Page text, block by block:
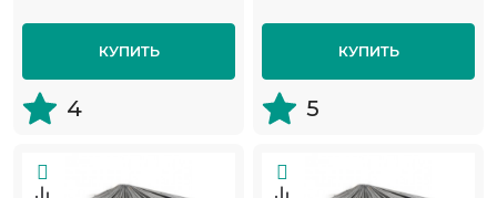
КУПИТЬ
4
КУПИТЬ
5